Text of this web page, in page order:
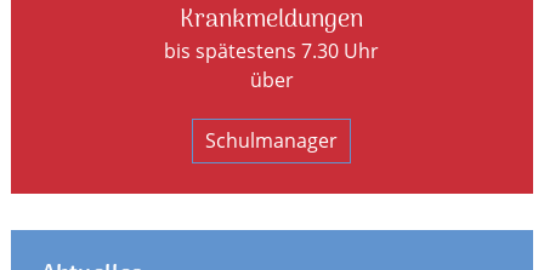
Krankmeldungen
bis spätestens 7.30 Uhr
über
Schulmanager